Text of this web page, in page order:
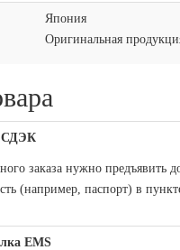
Япония
Оригинальная
СДЭК
заказа нужно предъявить
(например, паспорт) в
EMS